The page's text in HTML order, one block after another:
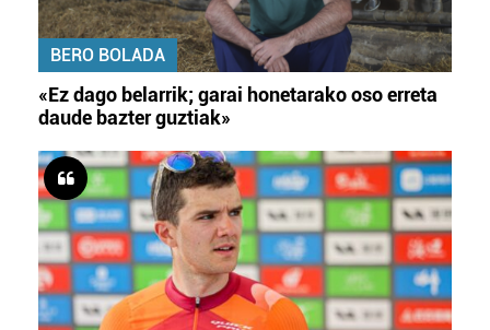
BERO BOLADA
«Ez dago belarrik; garai honetarako oso erreta
daude bazter guztiak»